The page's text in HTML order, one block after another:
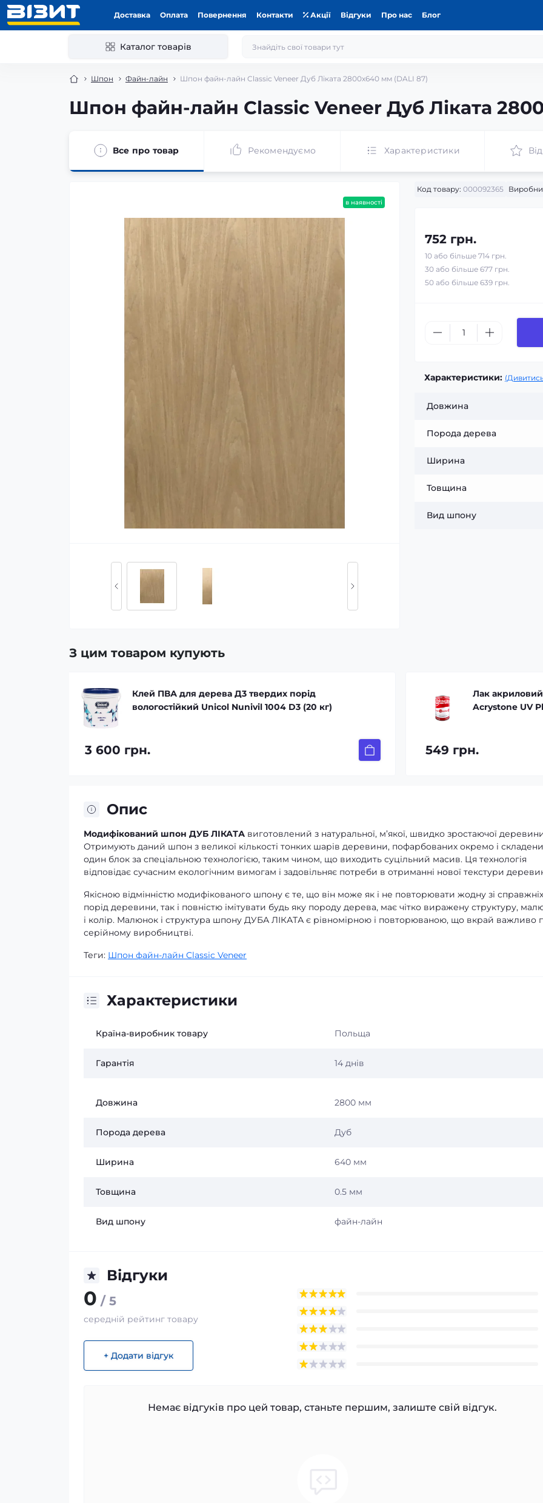
Доставка Оплата Повернення Контакти Акції Відгуки Про нас Блог
Каталог товарів
Шпон Файн-лайн Шпон файн-лайн Classic Veneer Дуб Ліката 2800x640 мм (DALI 87)
Шпон файн-лайн Classic Veneer Дуб Ліката
Все про товар Рекомендуємо Характеристики
в наявності
Код товару: 000092365
752 грн.
10 або більше 714 грн.
30 або більше 677 грн.
50 або більше 639 грн.
Характеристики:
Довжина
Порода дерева
Ширина
Товщина
Вид шпону
З цим товаром купують
Клей ПВА для дерева Д3 твердих порід
вологостійкий Unicol Nunivil 1004 D3 (20 кг)
3 600 грн.
Лак акриловий
Acrystone UV
549 грн.
Опис
Модифікований шпон ДУБ ЛІКАТА виготовлений з натуральної, м’якої, швидко зростаючої
Отримують даний шпон з великої кількості тонких шарів деревини, пофарбованих окремо і
один блок за спеціальною технологією, таким чином, що виходить суцільний масив. Ця технологія
відповідає сучасним екологічним вимогам і задовільняє потреби в отриманні нової текстури
Якісною відмінністю модифікованого шпону є те, що він може як і не повторювати жодну зі справжніх
порід деревини, так і повністю імітувати будь яку породу дерева, має чітко виражену структуру,
і колір. Малюнок і структура шпону ДУБА ЛІКАТА є рівномірною і повторюваною, що вкрай важливо
серійному виробництві.
Теги: Шпон файн-лайн Classic Veneer
Характеристики
Країна-виробник товару Польща
Гарантія 14 днів
Довжина 2800 мм
Порода дерева Дуб
Ширина 640 мм
Товщина 0.5 мм
Вид шпону файн-лайн
Відгуки
0 / 5
середній рейтинг товару
+ Додати відгук
Немає відгуків про цей товар, станьте першим, залиште свій відгук.